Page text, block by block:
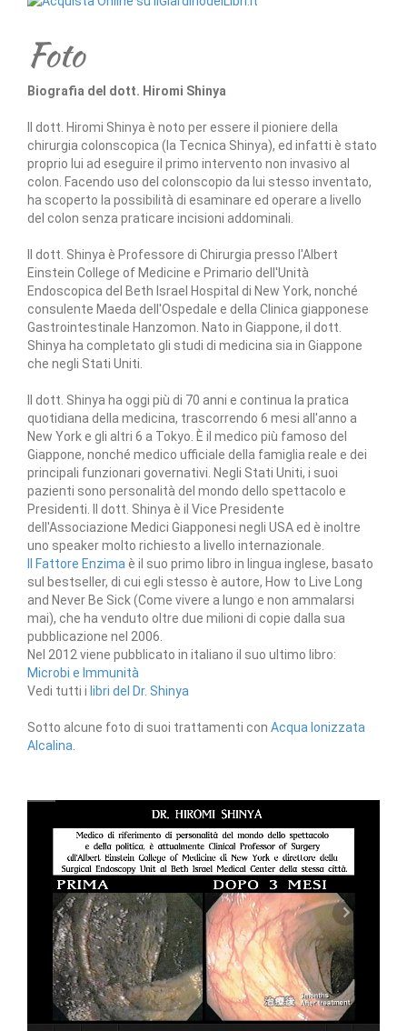
Foto
Biografia del dott. Hiromi Shinya
Il dott. Hiromi Shinya è noto per essere il pioniere della
chirurgia colonscopica (la Tecnica Shinya), ed infatti è stato
proprio lui ad eseguire il primo intervento non invasivo al
colon. Facendo uso del colonscopio da lui stesso inventato,
ha scoperto la possibilità di esaminare ed operare a livello
del colon senza praticare incisioni addominali.
Il dott. Shinya è Professore di Chirurgia presso l'Albert
Einstein College of Medicine e Primario dell'Unità
Endoscopica del Beth Israel Hospital di New York, nonché
consulente Maeda dell'Ospedale e della Clinica giapponese
Gastrointestinale Hanzomon. Nato in Giappone, il dott.
Shinya ha completato gli studi di medicina sia in Giappone
che negli Stati Uniti.
Il dott. Shinya ha oggi più di 70 anni e continua la pratica
quotidiana della medicina, trascorrendo 6 mesi all'anno a
New York e gli altri 6 a Tokyo. È il medico più famoso del
Giappone, nonché medico ufficiale della famiglia reale e dei
principali funzionari governativi. Negli Stati Uniti, i suoi
pazienti sono personalità del mondo dello spettacolo e
Presidenti. Il dott. Shinya è il Vice Presidente
dell'Associazione Medici Giapponesi negli USA ed è inoltre
uno speaker molto richiesto a livello internazionale.
Il Fattore Enzimaè il suo primo libro in lingua inglese, basato
sul bestseller, di cui egli stesso è autore, How to Live Long
and Never Be Sick (Come vivere a lungo e non ammalarsi
mai), che ha venduto oltre due milioni di copie dalla sua
pubblicazione nel 2006.
Nel 2012 viene pubblicato in italiano il suo ultimo libro:
Microbi e Immunità
Vedi tutti i libri del Dr. Shinya
Sotto alcune foto di suoi trattamenti con Acqua Ionizzata
Alcalina.